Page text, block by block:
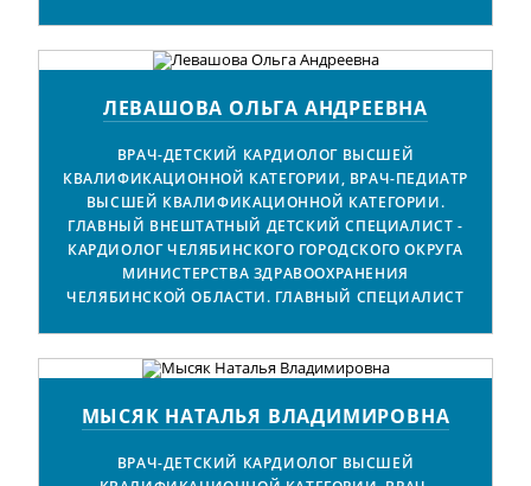
ЛЕВАШОВА ОЛЬГА АНДРЕЕВНА
ВРАЧ-ДЕТСКИЙ КАРДИОЛОГ ВЫСШЕЙ
КВАЛИФИКАЦИОННОЙ КАТЕГОРИИ, ВРАЧ-ПЕДИАТР
ВЫСШЕЙ КВАЛИФИКАЦИОННОЙ КАТЕГОРИИ.
ГЛАВНЫЙ ВНЕШТАТНЫЙ ДЕТСКИЙ СПЕЦИАЛИСТ -
КАРДИОЛОГ ЧЕЛЯБИНСКОГО ГОРОДСКОГО ОКРУГА
МИНИСТЕРСТВА ЗДРАВООХРАНЕНИЯ
ЧЕЛЯБИНСКОЙ ОБЛАСТИ. ГЛАВНЫЙ СПЕЦИАЛИСТ
МЫСЯК НАТАЛЬЯ ВЛАДИМИРОВНА
ВРАЧ-ДЕТСКИЙ КАРДИОЛОГ ВЫСШЕЙ